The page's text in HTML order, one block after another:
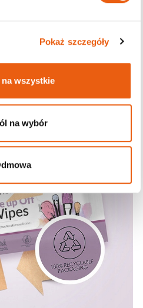
Pokaż szczegóły
wszystkie
na wybór